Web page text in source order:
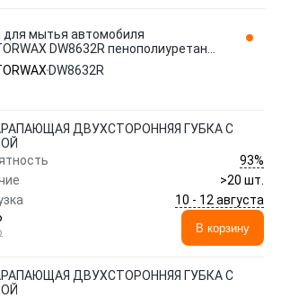
для мытья автомобиля
DW8632R пенополиуретан
1 шт.DW8632R
ДВУХСТОРОННЯЯ ГУБКА С
93%
>20 шт.
10 - 12 августа
В корзину
ДВУХСТОРОННЯЯ ГУБКА С